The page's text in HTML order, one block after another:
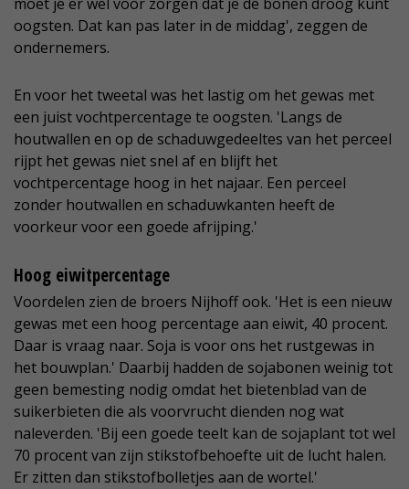
moet je er wel voor zorgen dat je de bonen droog kunt
oogsten. Dat kan pas later in de middag', zeggen de
ondernemers.
En voor het tweetal was het lastig om het gewas met
een juist vochtpercentage te oogsten. 'Langs de
houtwallen en op de schaduwgedeeltes van het perceel
rijpt het gewas niet snel af en blijft het
vochtpercentage hoog in het najaar. Een perceel
zonder houtwallen en schaduwkanten heeft de
voorkeur voor een goede afrijping.'
Hoog eiwitpercentage
Voordelen zien de broers Nijhoff ook. 'Het is een nieuw
gewas met een hoog percentage aan eiwit, 40 procent.
Daar is vraag naar. Soja is voor ons het rustgewas in
het bouwplan.' Daarbij hadden de sojabonen weinig tot
geen bemesting nodig omdat het bietenblad van de
suikerbieten die als voorvrucht dienden nog wat
naleverden. 'Bij een goede teelt kan de sojaplant tot wel
70 procent van zijn stikstofbehoefte uit de lucht halen.
Er zitten dan stikstofbolletjes aan de wortel.'